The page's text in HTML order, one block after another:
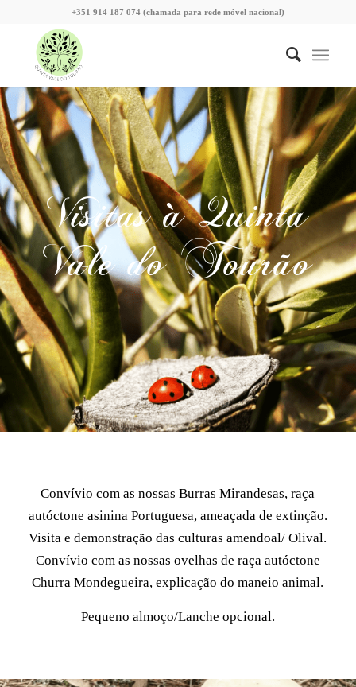
+351 914 187 074 (chamada para rede móvel nacional)
Visitas à Quinta
Vale do Tourão
Convívio com as nossas Burras Mirandesas, raça
autóctone asinina Portuguesa, ameaçada de extinção.
Visita e demonstração das culturas amendoal/ Olival.
Convívio com as nossas ovelhas de raça autóctone
Churra Mondegueira, explicação do maneio animal.
Pequeno almoço/Lanche opcional.